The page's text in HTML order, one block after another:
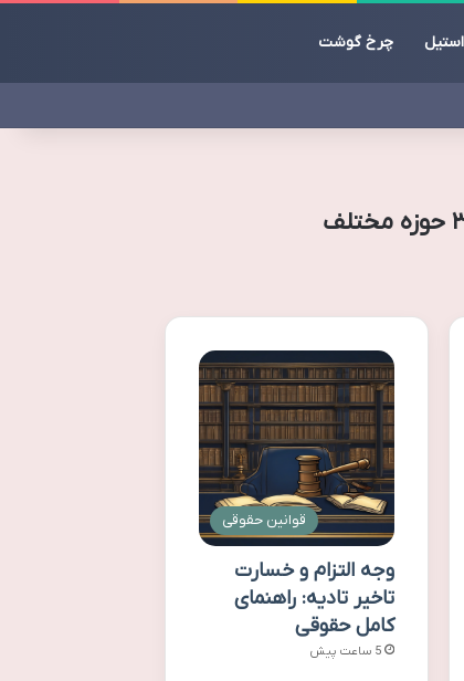
استیل چرخ گوشت
قوانین حقوقی
وجه التزام و خسارت
تاخیر تادیه: راهنمای
کامل حقوقی
5 ساعت پیش